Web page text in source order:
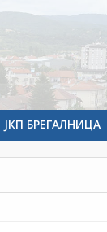
ЈКП БРЕГАЛНИЦА